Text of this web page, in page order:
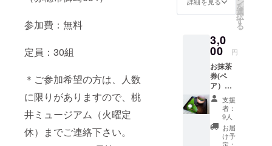
参加費：無料
定員：30組
＊ご参加希望の方は、人数
に限りがありますので、桃
井ミュージアム（火曜定
休）までご連絡下さい。
な企画や空
掛ける。
を
選
択
す
る
3,0
00 円
お抹茶
券(ペ
ア）
は、
コー
ヒー・
ジェ
ラート
へ変更
支援
者：
9人
お届
け予